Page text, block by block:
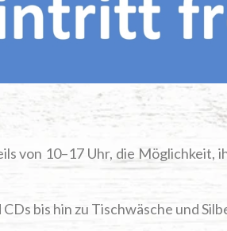
von 10–17 Uhr, die Mög­lich­keit,
bis hin zu Tisch­wä­sche und